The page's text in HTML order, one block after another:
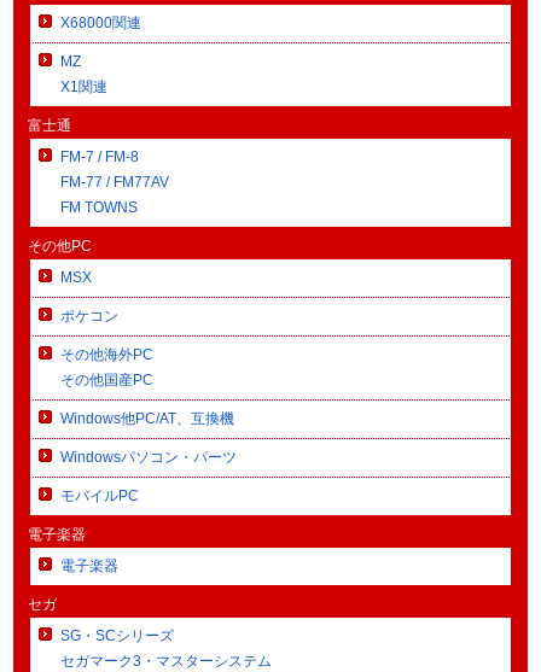
X68000関連
MZ
X1関連
富士通
FM-7 / FM-8
FM-77 / FM77AV
FM TOWNS
その他PC
MSX
ポケコン
その他海外PC
その他国産PC
Windows他PC/AT、互換機
Windowsパソコン・パーツ
モバイルPC
電子楽器
電子楽器
セガ
SG・SCシリーズ
セガマーク3・マスターシステム